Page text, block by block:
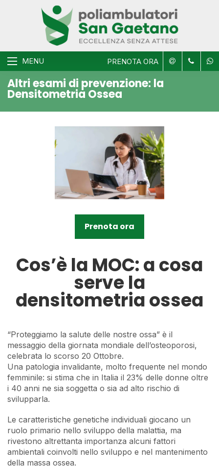
Altri esami di prevenzione: la
Densitometria Ossea
Prenota ora
Cos’è la MOC: a cosa
serve la
densitometria ossea
“Proteggiamo la salute delle nostre ossa” è il
messaggio della giornata mondiale dell’osteoporosi,
celebrata lo scorso 20 Ottobre.
Una patologia invalidante, molto frequente nel mondo
femminile: si stima che in Italia il 23% delle donne oltre
i 40 anni ne sia soggetta o sia ad alto rischio di
svilupparla.
Le caratteristiche genetiche individuali giocano un
ruolo primario nello sviluppo della malattia, ma
rivestono altrettanta importanza alcuni fattori
ambientali coinvolti nello sviluppo e nel mantenimento
della massa ossea.
MENU PRENOTA ORA